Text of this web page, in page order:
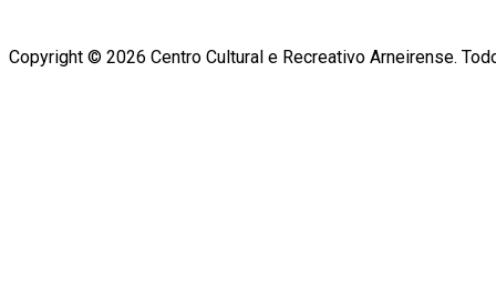
Copyright © 2026 Centro Cultural e Recreativo Arneirense.